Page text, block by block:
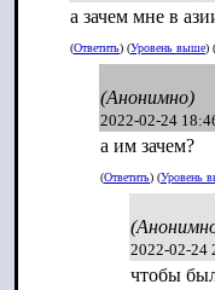
а зачем мне в
(Ответить) (Уровень выше) (
(Анонимно)
2022-02-24
а им зачем?
(Ответить) (Уровень
2022-02-24
чтобы